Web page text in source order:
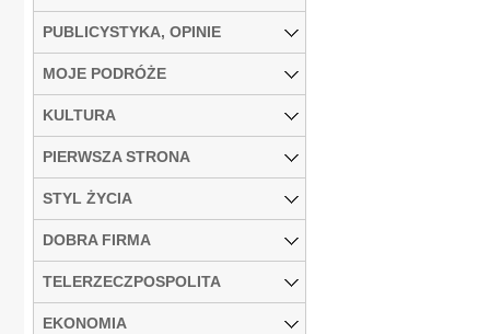
PUBLICYSTYKA, OPINIE
MOJE PODRÓŻE
KULTURA
PIERWSZA STRONA
STYL ŻYCIA
DOBRA FIRMA
TELERZECZPOSPOLITA
EKONOMIA